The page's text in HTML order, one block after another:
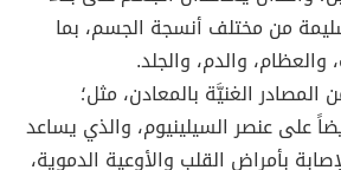
من مختلف أنسجة الجسم، بما
والدم، والجلد.
الغنيَّة بالمعادن، مثل؛
على عنصر السيلينيوم، والذي يساعد
بأمراض القلب والأوعية الدموية،